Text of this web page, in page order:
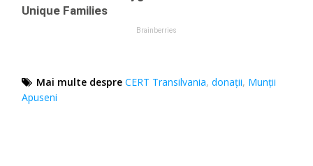
Mai multe despre CERT Transilvania,donații, Munţii
Apuseni